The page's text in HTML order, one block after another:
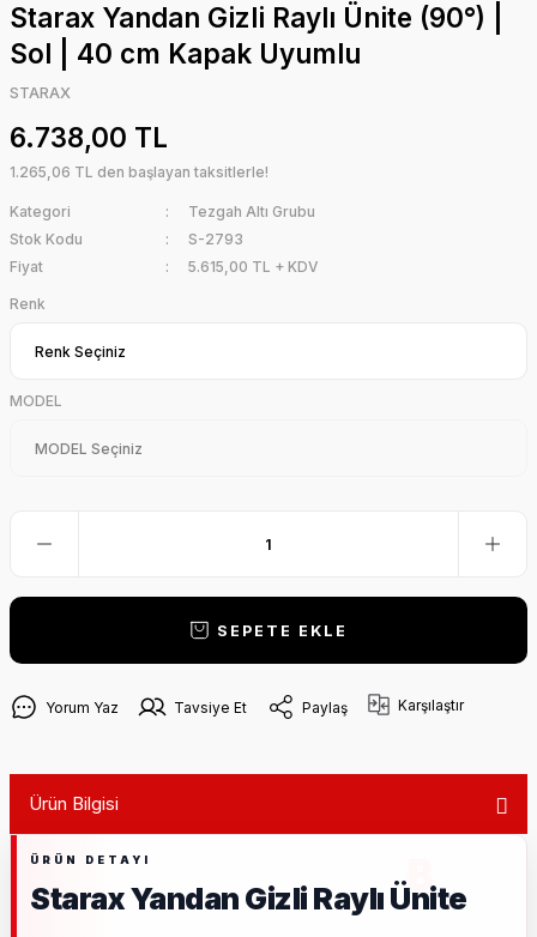
Starax Yandan Gizli Raylı Ünite (90°) |
Sol | 40 cm Kapak Uyumlu
STARAX
6.738,00 TL
1.265,06 TL den başlayan taksitlerle!
Kategori
Tezgah Altı Grubu
Stok Kodu
S-2793
Fiyat
5.615,00 TL + KDV
Renk
MODEL
SEPETE EKLE
Yorum Yaz Tavsiye Et Paylaş Karşılaştır
Ürün Bilgisi
Starax Yandan Gizli Raylı Ünite